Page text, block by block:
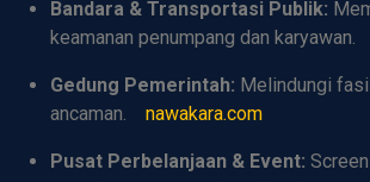
Bandara & Transportasi Publik:
keamanan penumpang dan karyawan.
Gedung Pemerintah: Melindungi
ancaman.
nawakara.com
Pusat Perbelanjaan & Event: